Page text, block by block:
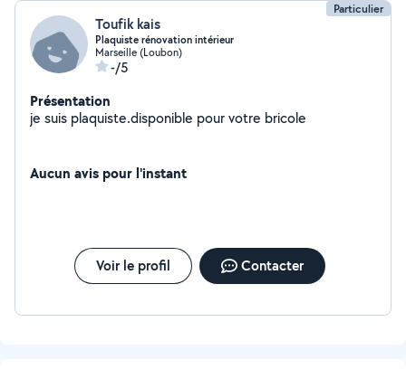
Particulier
Toufik kais
Plaquiste rénovation intérieur
Marseille (Loubon)
-/5
Présentation
je suis plaquiste.disponible pour votre bricole
Aucun avis pour l'instant
Voir le profil Contacter